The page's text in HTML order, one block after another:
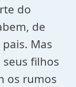
do
de
Mas
filhos
os rumos